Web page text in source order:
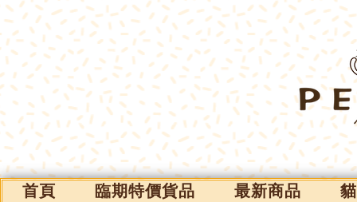
首頁 臨期特價貨品 最新商品